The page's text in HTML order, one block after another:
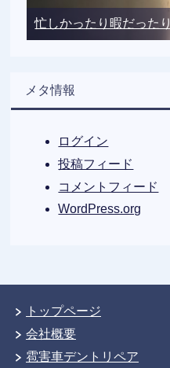
忙しかったり暇だったり
メタ情報
ログイン
投稿フィード
コメントフィード
WordPress.org
トップページ
会社概要
雹害車デントリペア